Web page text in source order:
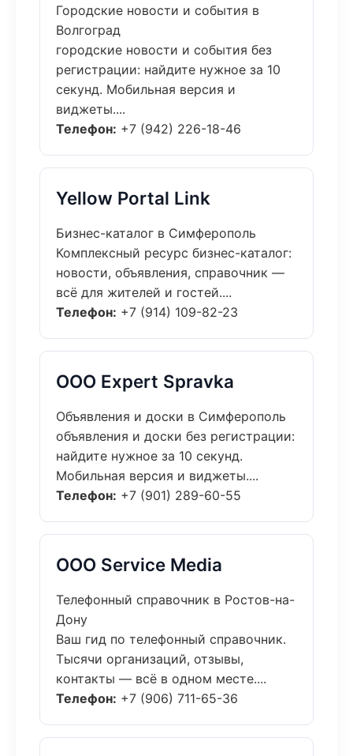
Городские новости и события в
Волгоград
городские новости и события без
регистрации: найдите нужное за 10
секунд. Мобильная версия и
виджеты....
Телефон: +7 (942) 226-18-46
Yellow Portal Link
Бизнес-каталог в Симферополь
Комплексный ресурс бизнес-каталог:
новости, объявления, справочник —
всё для жителей и гостей....
Телефон: +7 (914) 109-82-23
ООО Expert Spravka
Объявления и доски в Симферополь
объявления и доски без регистрации:
найдите нужное за 10 секунд.
Мобильная версия и виджеты....
Телефон: +7 (901) 289-60-55
ООО Service Media
Телефонный справочник в Ростов-на-
Дону
Ваш гид по телефонный справочник.
Тысячи организаций, отзывы,
контакты — всё в одном месте....
Телефон: +7 (906) 711-65-36